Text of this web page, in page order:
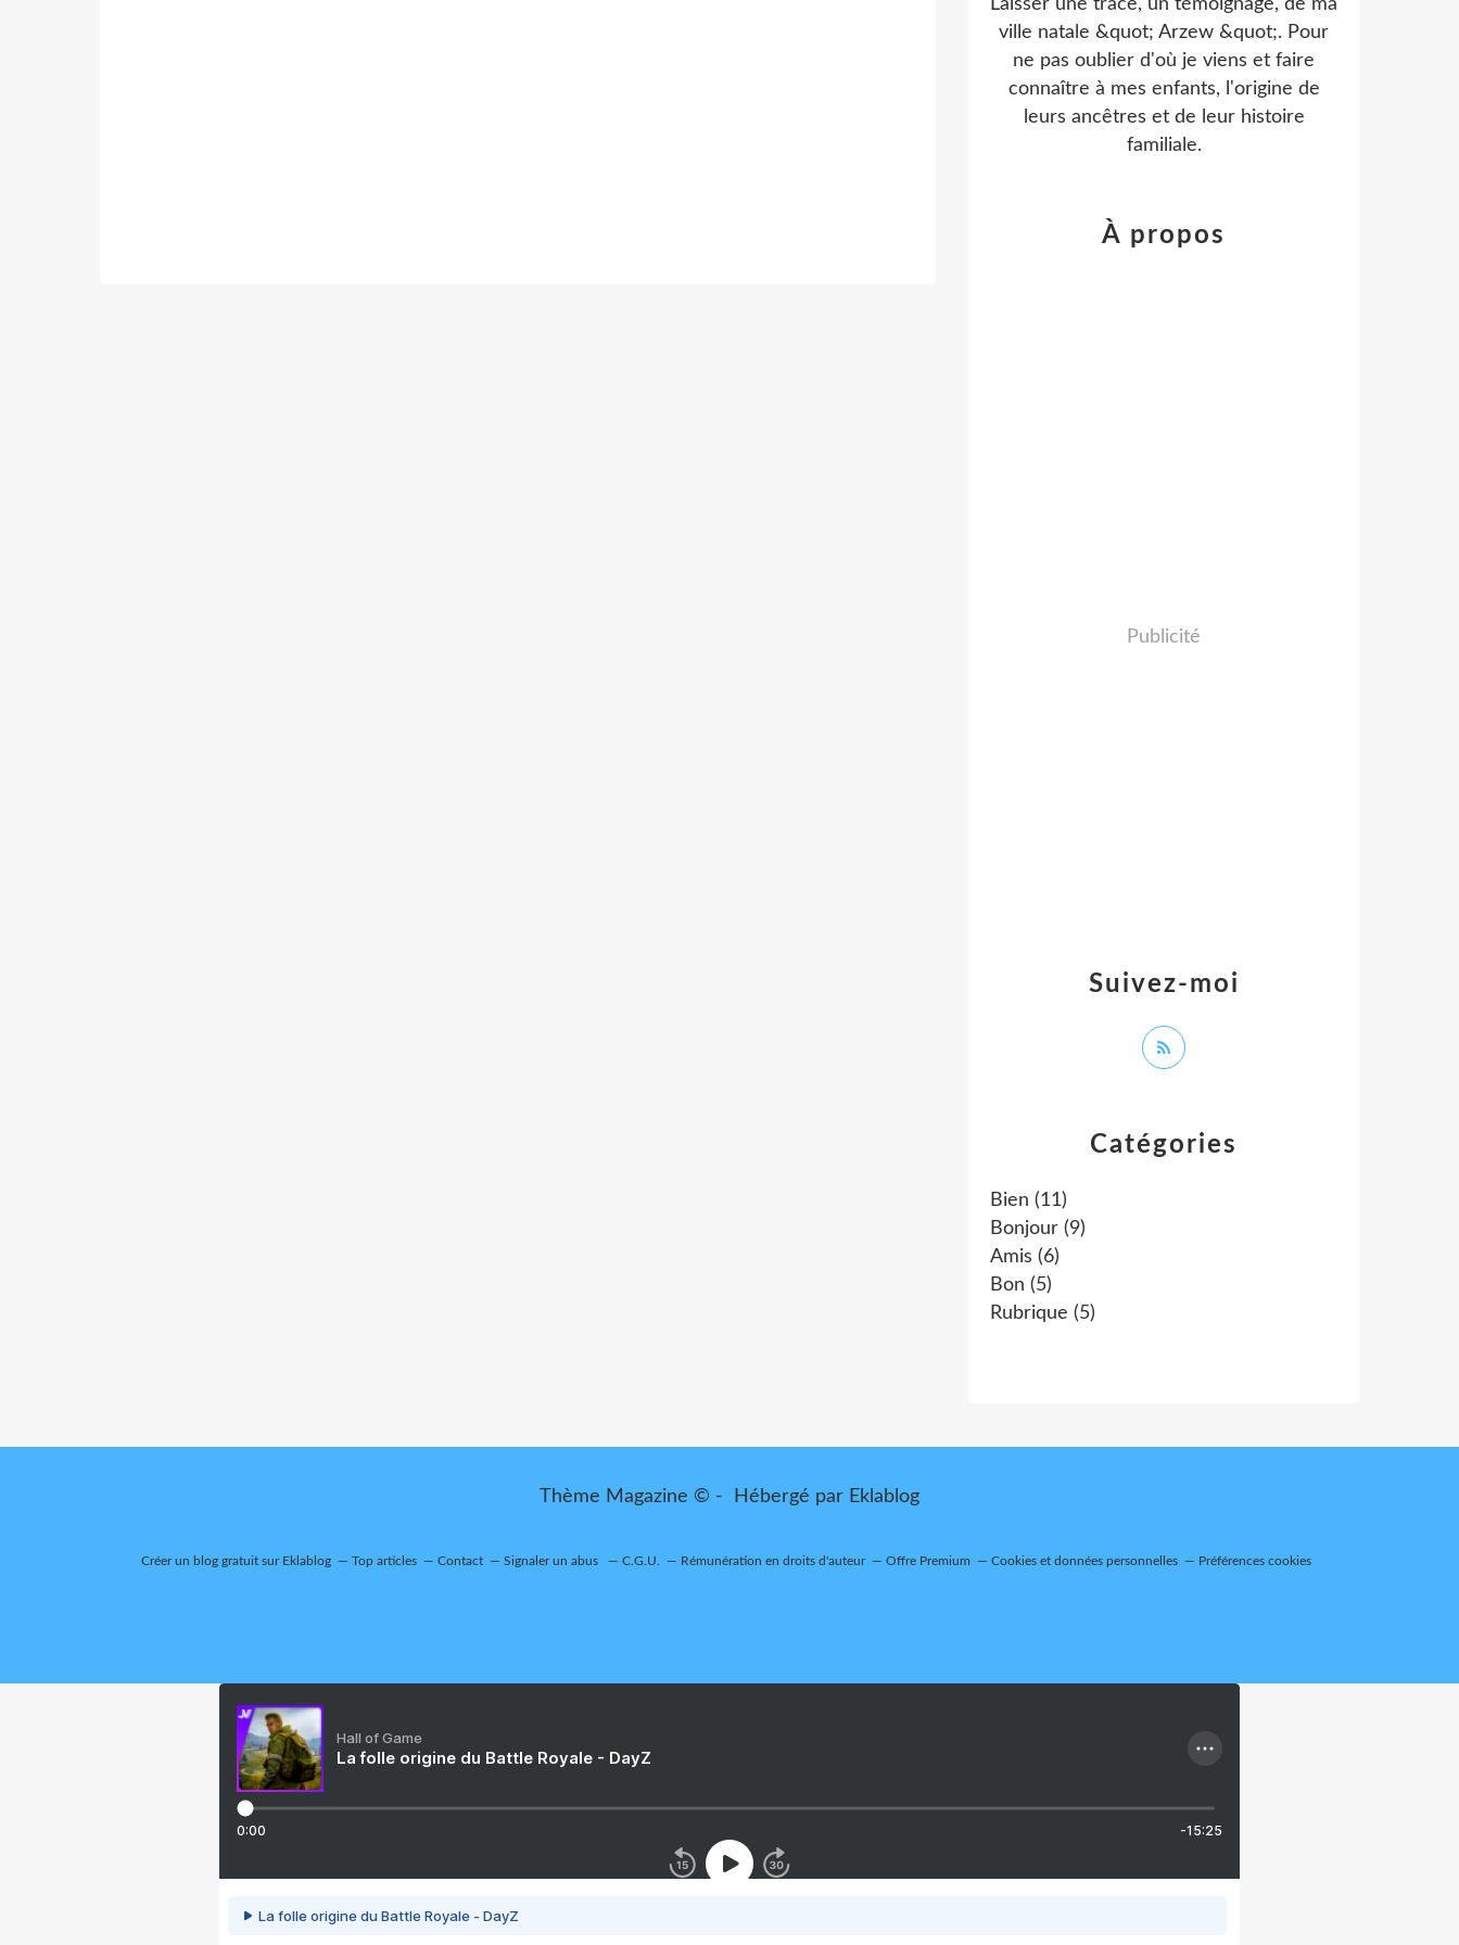
Catégories
Bien (11)
Bonjour (9)
Amis (6)
Bon (5)
Rubrique (5)
Laisser une trace, un témoignage, de ma
ville natale &quot; Arzew &quot;. Pour
ne pas oublier d'où je viens et faire
connaître à mes enfants, l'origine de
leurs ancêtres et de leur histoire
familiale.
Suivez-moi
À propos
Publicité
Thème Magazine © - Hébergé par Eklablog
Créer un blog gratuit sur Eklablog Top articles Contact Signaler un abus C.G.U. Rémunération en droits d'auteur Offre Premium Cookies et données personnelles Préférences cookies
Hall of Game
La folle origine du Battle Royale - DayZ
0:00 -15:25
La folle origine du Battle Royale - DayZ